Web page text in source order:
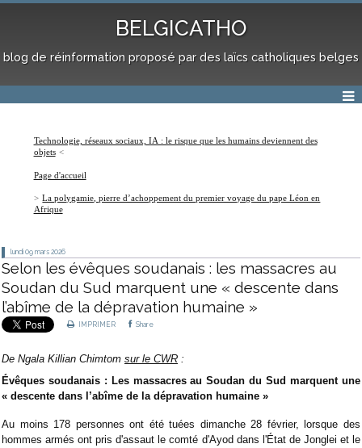
BELGICATHO
blog de réinformation proposé par des laïcs catholiques belges
Technologie, réseaux sociaux, IA : le risque que les humains deviennent des
objets
Page d'accueil
La polygamie, pierre d’achoppement du premier voyage du pape Léon en
Afrique
lundi 09 mars 2026
Selon les évêques soudanais : les massacres au
Soudan du Sud marquent une « descente dans
l’abîme de la dépravation humaine »
IMPRIMER Share
De Ngala Killian Chimtom sur le CWR :
Évêques soudanais : Les massacres au Soudan du Sud marquent une
« descente dans l’abîme de la dépravation humaine »
Au moins 178 personnes ont été tuées dimanche 28 février, lorsque des
hommes armés ont pris d'assaut le comté d'Ayod dans l'État de Jonglei et le